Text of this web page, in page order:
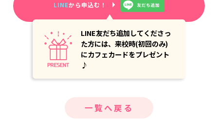
LINEから申込む！
LINE友だち追加してくださっ
た方には、来校時(初回のみ)
にカフェカードをプレゼント
♪
一覧へ戻る